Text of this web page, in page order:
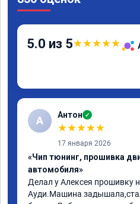
5.0 из 5★★★★★
А Антон ✓
★★★★★
17 января 2026
«Чип тюнинг, прошивка
автомобиля»
Делал у Алексея прошивку
Ауди.Машина